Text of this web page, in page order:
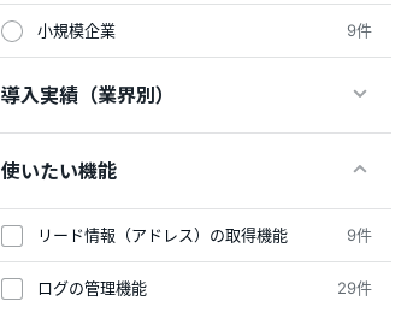
小規模企業 9件
導入実績（業界別）
使いたい機能
リード情報（アドレス）の取得機能 9件
ログの管理機能 29件